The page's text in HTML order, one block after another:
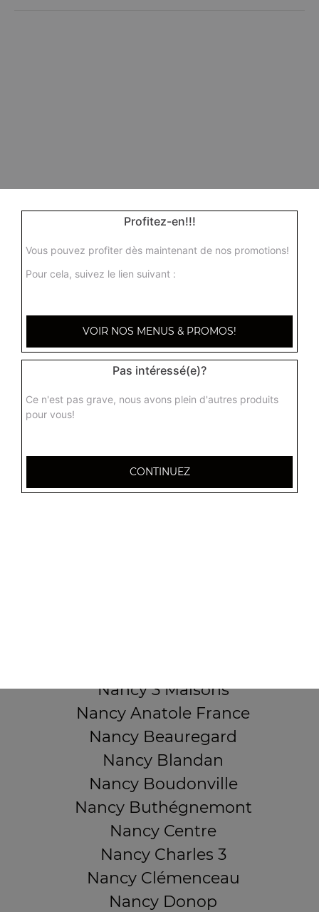
Nancy 3 Maisons
Nancy Anatole France
Nancy Beauregard
Nancy Blandan
Nancy Boudonville
Nancy Buthégnemont
Nancy Centre
Nancy Charles 3
Nancy Clémenceau
Nancy Donop
Profitez-en!!!
Vous pouvez profiter dès maintenant de nos promotions!
Pour cela, suivez le lien suivant :
VOIR NOS MENUS & PROMOS!
Pas intéressé(e)?
Ce n'est pas grave, nous avons plein d'autres produits
pour vous!
CONTINUEZ